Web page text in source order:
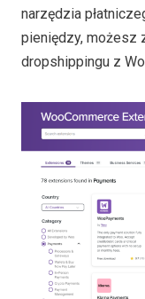
narzędzia
pieniędzy, możesz
dropshippingu z